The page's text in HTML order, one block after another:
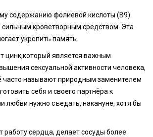
содержанию фолиевой кислоты (В9)
сильным кроветворным средством. Эта
укрепить память.
цинк,который является важным
сексуальной активности человека,
часто называют природным заменителем
себя и своего партнёра к
любви нужно съедать, накануне, хотя бы
работу сердца, делает сосуды более